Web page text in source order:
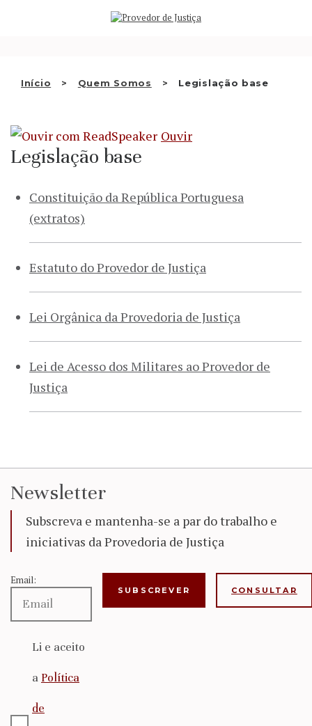
Início Quem Somos Legislação base
QUEM SOMOS
RECOMENDAÇÕES E OUTRAS
RELAÇÕES INTERNACIONAIS
APRESENTAR QUEIXA
PT
Ouvir
Legislação base
Constituição da República Portuguesa
(extratos)
Estatuto do Provedor de Justiça
Lei Orgânica da Provedoria de Justiça
Lei de Acesso dos Militares ao Provedor de
Justiça
Newsletter
Subscreva e mantenha-se a par do trabalho e
iniciativas da Provedoria de Justiça
Email:
Li e aceito
a Política
de
CONSULTAR